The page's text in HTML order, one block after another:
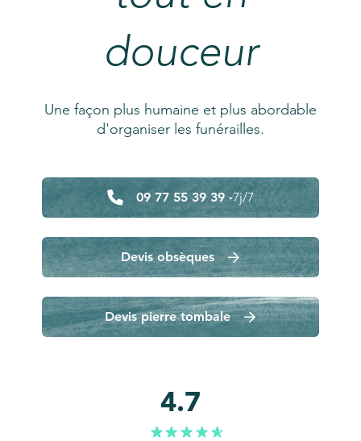
douceur
Une façon plus humaine et plus abordable
d'organiser les funérailles.
09 77 55 39 39 -7j/7
Devis obsèques
Devis pierre tombale
4.7